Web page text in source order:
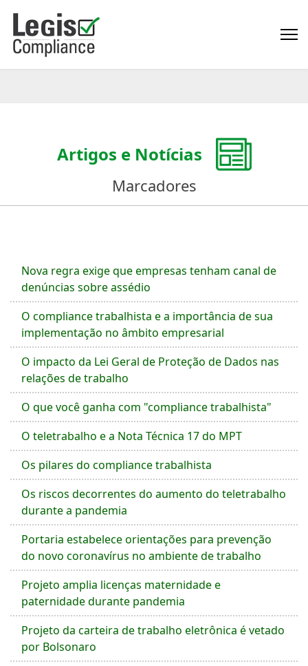
Artigos e Notícias
Marcadores
Nova regra exige que empresas tenham canal de
denúncias sobre assédio
O compliance trabalhista e a importância de sua
implementação no âmbito empresarial
O impacto da Lei Geral de Proteção de Dados nas
relações de trabalho
O que você ganha com "compliance trabalhista"
O teletrabalho e a Nota Técnica 17 do MPT
Os pilares do compliance trabalhista
Os riscos decorrentes do aumento do teletrabalho
durante a pandemia
Portaria estabelece orientações para prevenção
do novo coronavírus no ambiente de trabalho
Projeto amplia licenças maternidade e
paternidade durante pandemia
Projeto da carteira de trabalho eletrônica é vetado
por Bolsonaro